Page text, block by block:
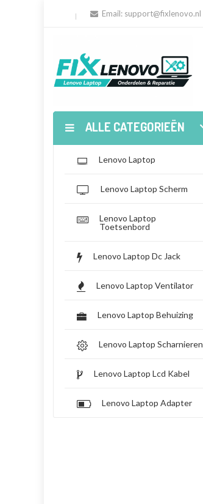
Email: support@fixlenovo.nl
ALLE CATEGORIEËN
Lenovo Laptop
Lenovo Laptop Scherm
Lenovo Laptop
Toetsenbord
Lenovo Laptop Dc Jack
Lenovo Laptop Ventilator
Lenovo Laptop Behuizing
Lenovo Laptop Scharnieren
Lenovo Laptop Lcd Kabel
Lenovo Laptop Adapter